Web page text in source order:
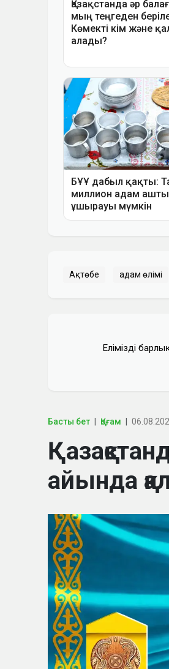
Ақтөбе адам өлімі
Еліміздің
Басты бет Қоғам
айында